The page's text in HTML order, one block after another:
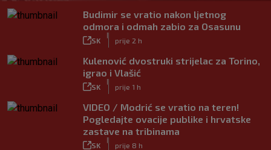
Budimir se vratio nakon ljetnog
odmora i odmah zabio za Osasunu
SK prije 2 h
Kulenović dvostruki strijelac za Torino,
igrao i Vlašić
SK prije 1 h
VIDEO / Modrić se vratio na teren!
Pogledajte ovacije publike i hrvatske
zastave na tribinama
SK prije 8 h